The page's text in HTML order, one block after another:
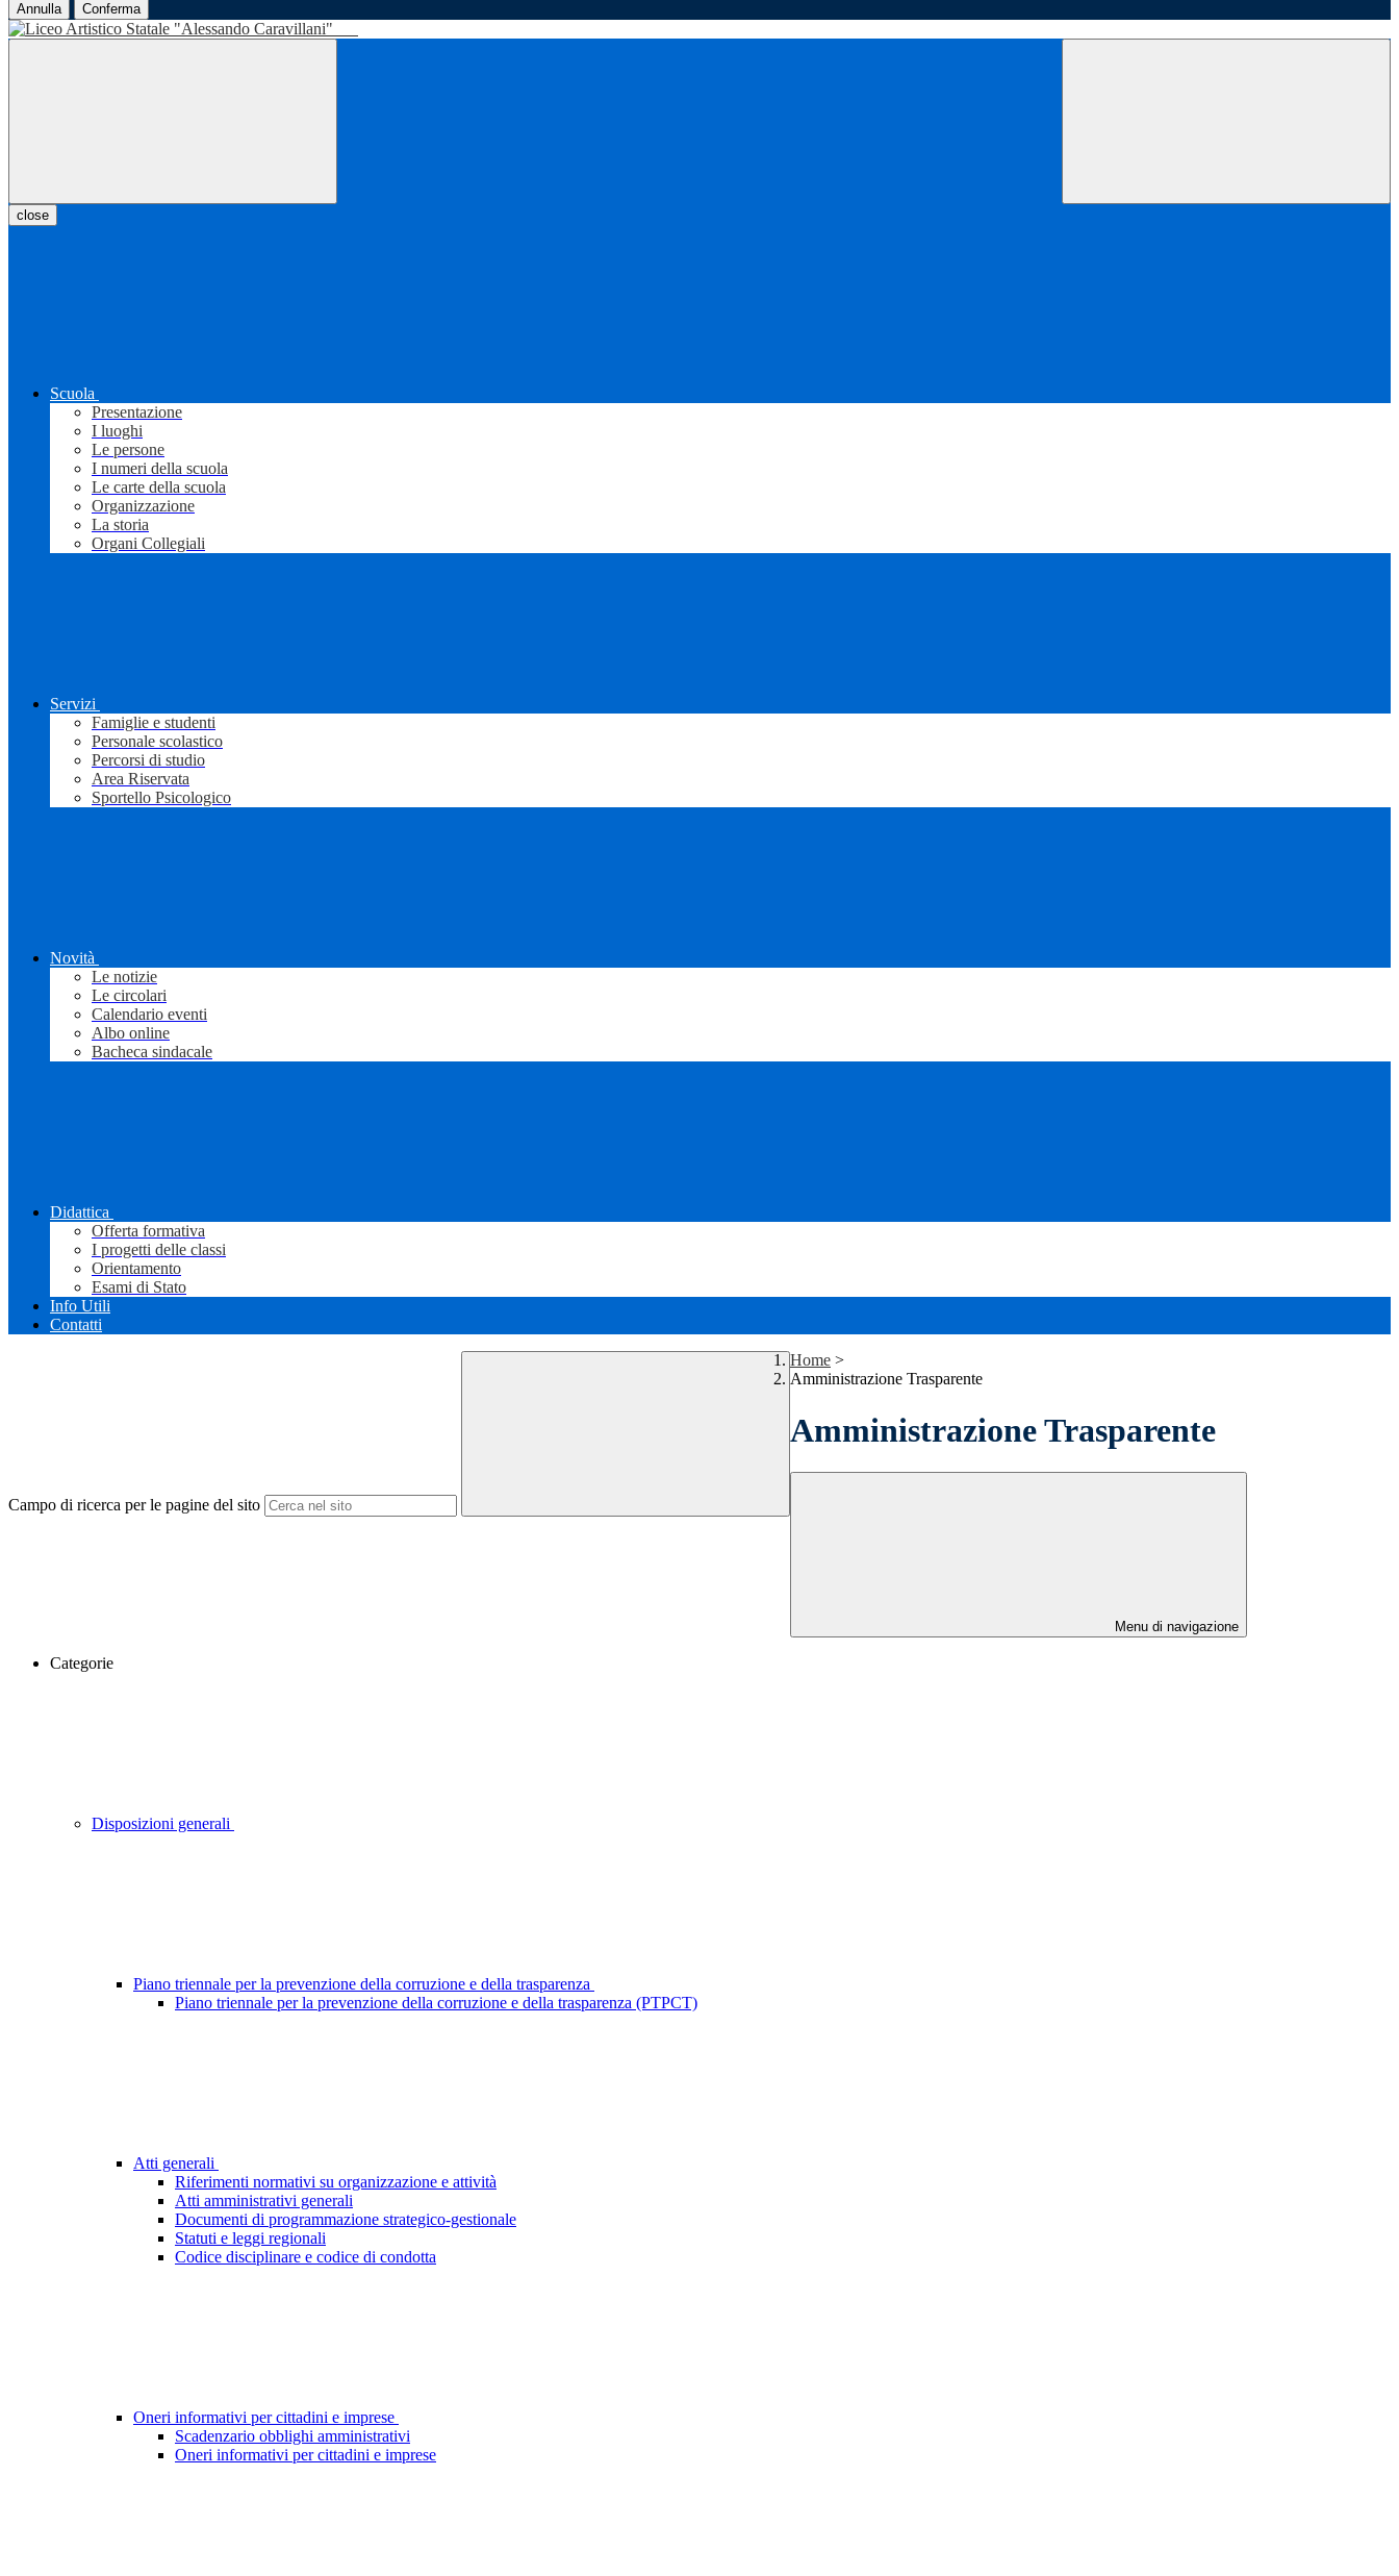
Annulla Conferma
close
Scuola
Presentazione
I luoghi
Le persone
I numeri della scuola
Le carte della scuola
Organizzazione
La storia
Organi Collegiali
Servizi
Famiglie e studenti
Personale scolastico
Percorsi di studio
Area Riservata
Sportello Psicologico
Novità
Le notizie
Le circolari
Calendario eventi
Albo online
Bacheca sindacale
Didattica
Offerta formativa
I progetti delle classi
Orientamento
Esami di Stato
Info Utili
Contatti
Campo di ricerca per le pagine del sito
Home >
Amministrazione Trasparente
Amministrazione Trasparente
Menu di navigazione
Categorie
Disposizioni generali
Piano triennale per la prevenzione della corruzione e della trasparenza
Piano triennale per la prevenzione della corruzione e della trasparenza (PTPCT)
Atti generali
Riferimenti normativi su organizzazione e attività
Atti amministrativi generali
Documenti di programmazione strategico-gestionale
Statuti e leggi regionali
Codice disciplinare e codice di condotta
Oneri informativi per cittadini e imprese
Scadenzario obblighi amministrativi
Oneri informativi per cittadini e imprese